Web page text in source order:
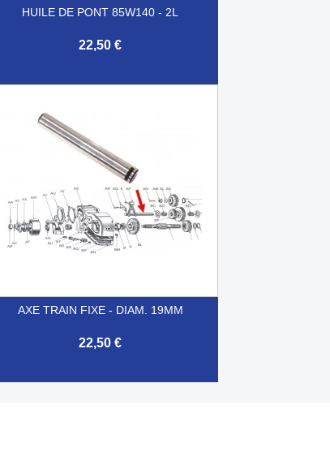
HUILE DE PONT 85W140 - 2L
22,50 €
AXE TRAIN FIXE - DIAM. 19MM
22,50 €